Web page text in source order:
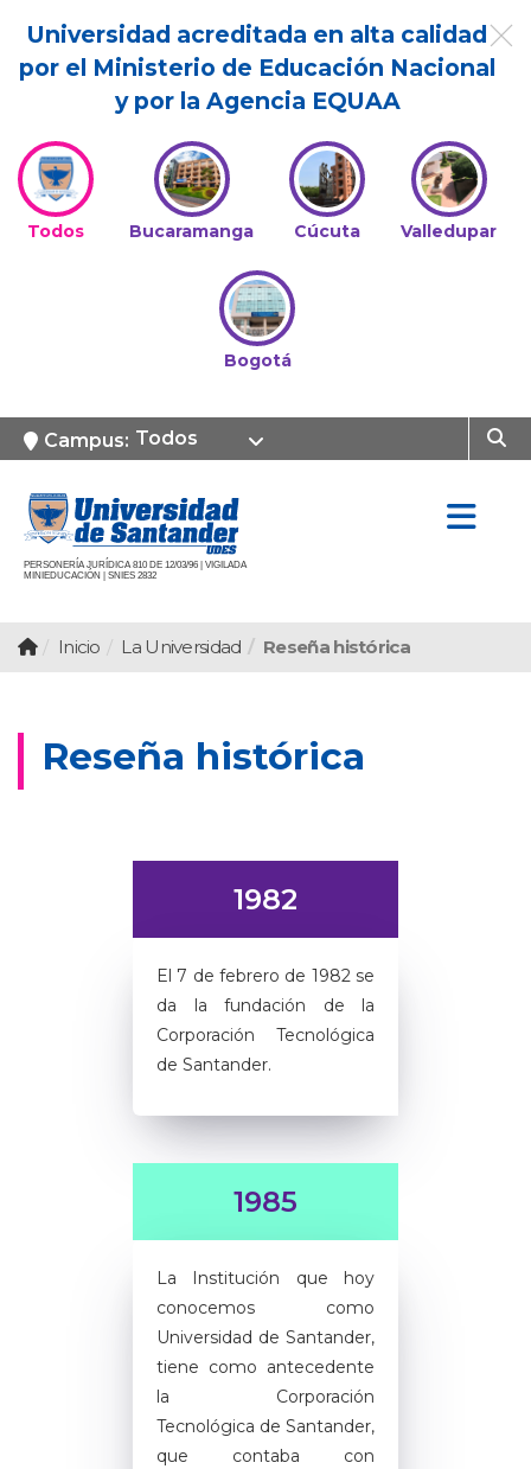
Universidad acreditada en alta calidad
por el Ministerio de Educación Nacional
y por la Agencia EQUAA
Todos Bucaramanga Cúcuta Valledupar
Bogotá
Campus: Todos
PERSONERÍA JURÍDICA 810 DE 12/03/96 | VIGILADA
MINIEDUCACIÓN | SNIES 2832
Inicio La Universidad Reseña histórica
Reseña histórica
1982
El 7 de febrero de 1982 se
da la fundación de la
Corporación Tecnológica
de Santander.
1985
La Institución que hoy
conocemos como
Universidad de Santander,
tiene como antecedente
la Corporación
Tecnológica de Santander,
que contaba con